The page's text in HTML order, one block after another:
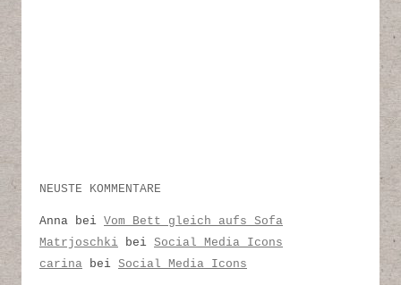
NEUSTE KOMMENTARE
Anna bei Vom Bett gleich aufs Sofa
Matrjoschki bei Social Media Icons
carina bei Social Media Icons